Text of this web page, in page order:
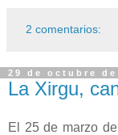
2 comentarios:
29 de octubre de
La Xirgu,
El 25 de marzo